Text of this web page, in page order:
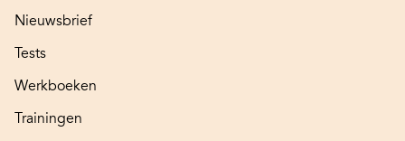
Nieuwsbrief
Tests
Werkboeken
Trainingen